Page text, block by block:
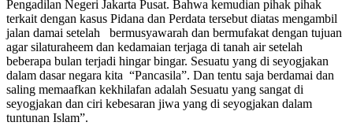
Pengadilan Negeri Jakarta Pusat. Bahwa kemudian pihak pihak
terkait dengan kasus Pidana dan Perdata tersebut diatas mengambil
jalan damai setelah bermusyawarah dan bermufakat dengan tujuan
agar silaturaheem dan kedamaian terjaga di tanah air setelah
beberapa bulan terjadi hingar bingar. Sesuatu yang di seyogjakan
dalam dasar negara kita “Pancasila”. Dan tentu saja berdamai dan
saling memaafkan kekhilafan adalah Sesuatu yang sangat di
seyogjakan dan ciri kebesaran jiwa yang di seyogjakan dalam
tuntunan Islam”.